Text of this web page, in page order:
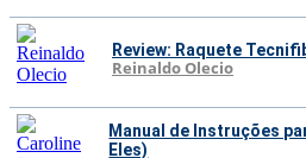
Review: Raquete
Reinaldo Olecio
Manual de Instruções
Eles)